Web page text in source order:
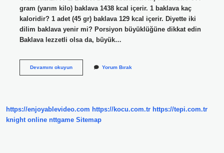
gram (yarım kilo) baklava 1438 kcal içerir. 1 baklava kaç
kaloridir? 1 adet (45 gr) baklava 129 kcal içerir. Diyette iki
dilim baklava yenir mi? Porsiyon büyüklüğüne dikkat edin
Baklava lezzetli olsa da, büyük…
Devamını okuyun1
Yorum Bırak
https://enjoyablevideo.com https://kocu.com.tr https://tepi.com.tr
knight online nttgame Sitemap